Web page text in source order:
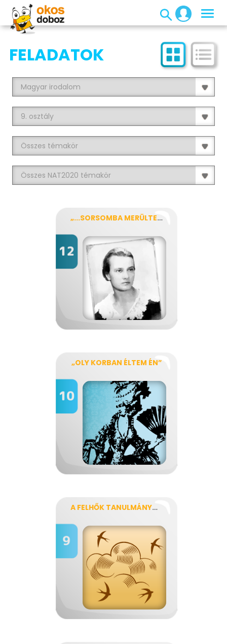
FELADATOK
„...SORSOMBA MERÜLTEN...”
„OLY KORBAN ÉLTEM ÉN”
A FELHŐK TANULMÁNYOZÁSA